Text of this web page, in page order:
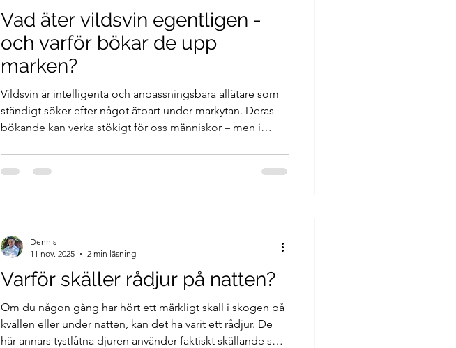
Vad äter vildsvin egentligen -
och varför bökar de upp
marken?
Vildsvin är intelligenta och anpassningsbara allätare som
ständigt söker efter något ätbart under markytan. Deras
bökande kan verka stökigt för oss människor – men i
spelar i det svenska ekosystemet.
Varför skäller rådjur på natten?
Om du någon gång har hört ett märkligt skall i skogen på
kvällen eller under natten, kan det ha varit ett rådjur. De
här annars tystlåtna djuren använder faktiskt skällande som
Dennis
11 nov. 2025
2 min läsning